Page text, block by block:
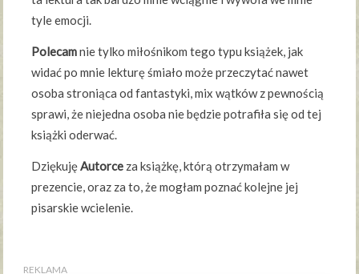
tyle emocji.
Polecamnie tylko miłośnikom tego typu książek, jak
widać po mnie lekturę śmiało może przeczytać nawet
osoba stroniąca od fantastyki, mix wątków z pewnością
sprawi, że niejedna osoba nie będzie potrafiła się od tej
książki oderwać.
Dziękuję Autorce za książkę, którą otrzymałam w
prezencie, oraz za to, że mogłam poznać kolejne jej
pisarskie wcielenie.